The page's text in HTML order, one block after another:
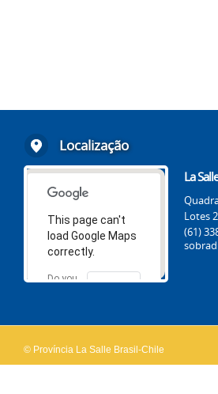
Localização
This page can't
load Google Maps
correctly.
Do you
OK
La
Lotes
(61)
© Província La Salle Brasil-Chile